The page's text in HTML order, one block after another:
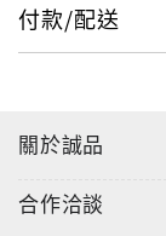
付款/配送
關於誠品
合作洽談